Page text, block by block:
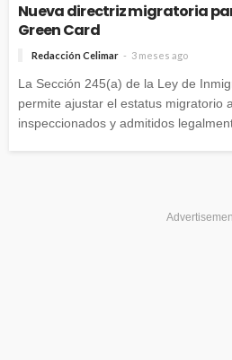
Nueva directriz migratoria
Green Card
Redacción Celimar 3 meses ago
La Sección 245(a) de la Ley de
permite ajustar el estatus migratorio
inspeccionados y admitidos